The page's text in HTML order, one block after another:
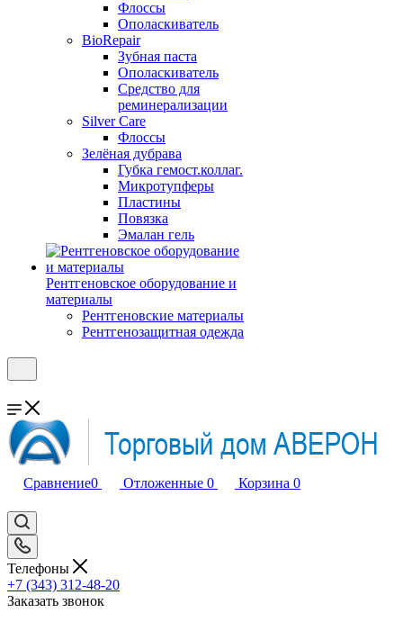
Флоссы
Ополаскиватель
BioRepair
Зубная паста
Ополаскиватель
Средство для
реминерализации
Silver Care
Флоссы
Зелёная дубрава
Губка гемост.коллаг.
Микротупферы
Пластины
Повязка
Эмалан гель
Рентгеновское оборудование и
материалы
Рентгеновские материалы
Рентгенозащитная одежда
Сравнение0 Отложенные 0 Корзина 0
Телефоны
+7 (343) 312-48-20
Заказать звонок